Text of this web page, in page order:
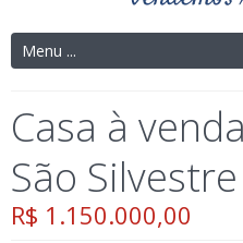
Menu ...
Casa à
São Silvestre
R$ 1.150.000,00